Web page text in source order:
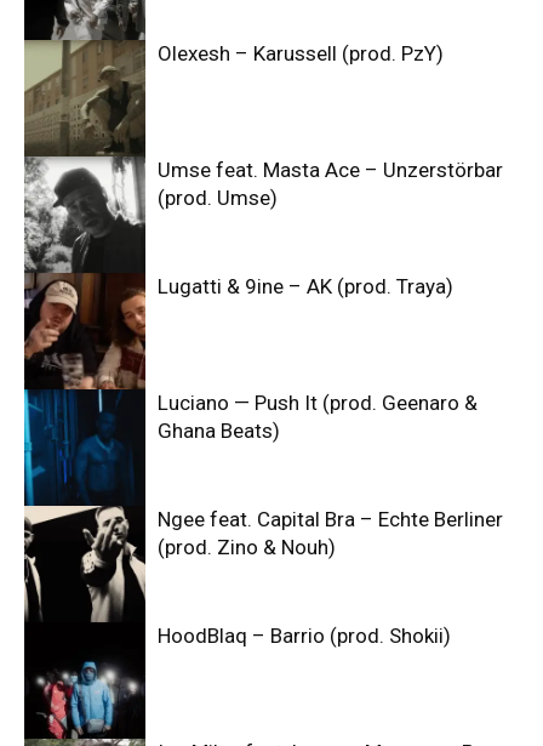
Olexesh – Karussell (prod. PzY)
Umse feat. Masta Ace – Unzerstörbar
(prod. Umse)
Lugatti & 9ine – AK (prod. Traya)
Luciano — Push It (prod. Geenaro &
Ghana Beats)
Ngee feat. Capital Bra – Echte Berliner
(prod. Zino & Nouh)
HoodBlaq – Barrio (prod. Shokii)